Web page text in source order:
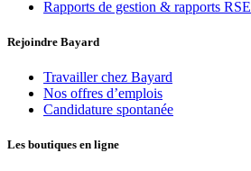
Rapports de gestion & rapports RSE
Rejoindre Bayard
Travailler chez Bayard
Nos offres d’emplois
Candidature spontanée
Les boutiques en ligne